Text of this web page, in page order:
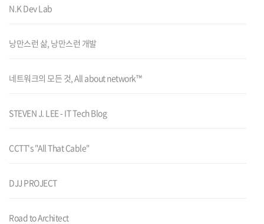
N.K Dev Lab
낭만스런 삶, 낭만스런 개발
네트워크의 모든 것, All about network™
STEVEN J. LEE - IT Tech Blog
CCTT's "All That Cable"
DJJ PROJECT
Road to Architect